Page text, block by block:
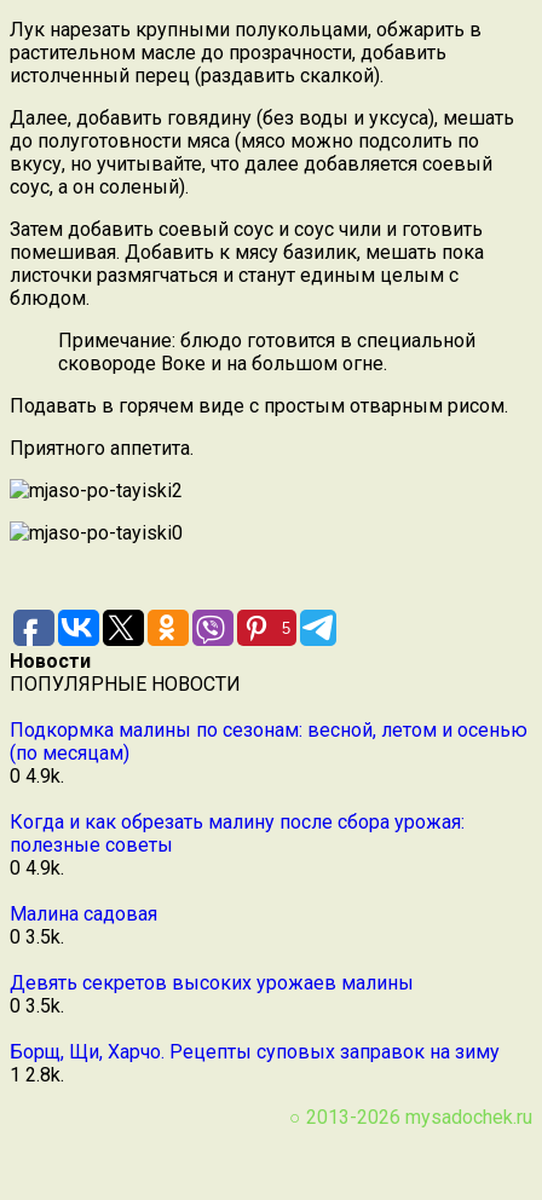
Лук нарезать крупными полукольцами, обжарить в
растительном масле до прозрачности, добавить
истолченный перец (раздавить скалкой).
Далее, добавить говядину (без воды и уксуса), мешать
до полуготовности мяса (мясо можно подсолить по
вкусу, но учитывайте, что далее добавляется соевый
соус, а он соленый).
Затем добавить соевый соус и соус чили и готовить
помешивая. Добавить к мясу базилик, мешать пока
листочки размягчаться и станут единым целым с
блюдом.
Примечание: блюдо готовится в специальной
сковороде Воке и на большом огне.
Подавать в горячем виде с простым отварным рисом.
Приятного аппетита.
5
Новости
ПОПУЛЯРНЫЕ НОВОСТИ
Подкормка малины по сезонам: весной, летом и осенью
(по месяцам)
0 4.9k.
Когда и как обрезать малину после сбора урожая:
полезные советы
0 4.9k.
Малина садовая
0 3.5k.
Девять секретов высоких урожаев малины
0 3.5k.
Борщ, Щи, Харчо. Рецепты суповых заправок на зиму
1 2.8k.
○ 2013-2026 mysadochek.ru